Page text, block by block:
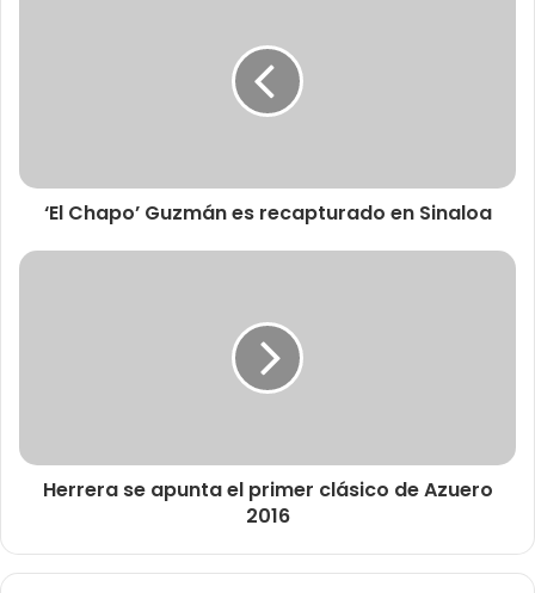
‘El Chapo’ Guzmán es recapturado en Sinaloa
Herrera se apunta el primer clásico de Azuero
2016